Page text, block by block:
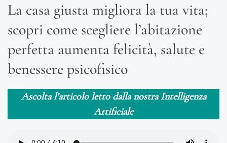
La casa giusta migliora la tua vita;
scopri come scegliere l’abitazione
perfetta aumenta felicità, salute e
benessere psicofisico
Ascolta l’articolo letto dalla nostra Intelligenza
Artificiale